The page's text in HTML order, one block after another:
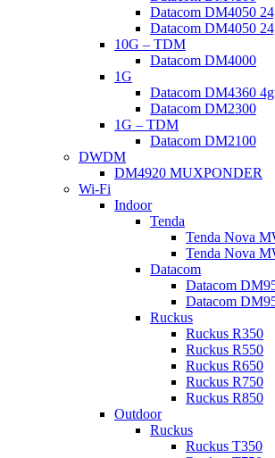
Datacom DM4050
Datacom DM4050
10G – TDM
Datacom DM4000
1G
Datacom DM4360
Datacom DM2300
1G – TDM
Datacom DM2100
DWDM
DM4920 MUXPONDER
Wi-Fi
Indoor
Tenda
Tenda Nova
Tenda Nova
Datacom
Datacom
Datacom
Ruckus
Ruckus R350
Ruckus R550
Ruckus R650
Ruckus R750
Ruckus R850
Outdoor
Ruckus
Ruckus T350